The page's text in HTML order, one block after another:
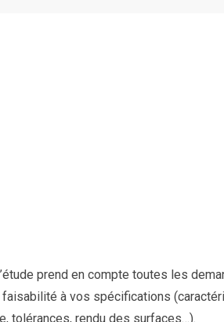
prend en compte toutes les
faisabilité à vos spécifications
tolérances, rendu des surfaces…).